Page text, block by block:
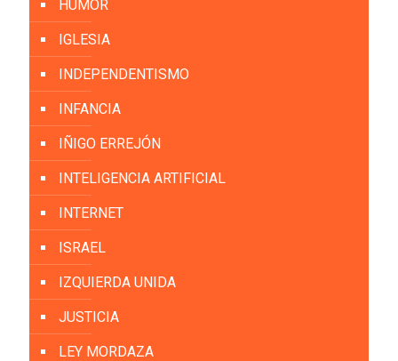
HUMOR
IGLESIA
INDEPENDENTISMO
INFANCIA
IÑIGO ERREJÓN
INTELIGENCIA ARTIFICIAL
INTERNET
ISRAEL
IZQUIERDA UNIDA
JUSTICIA
LEY MORDAZA